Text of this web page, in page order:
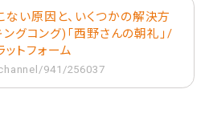
ない原因と、いくつかの解決方
グコング)「西野さんの朝礼」/
トフォーム
941/256037